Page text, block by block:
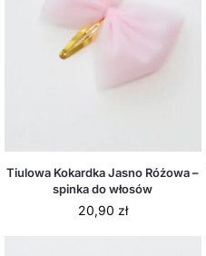
Tiulowa Kokardka Jasno Różowa –
spinka do włosów
20,90 zł